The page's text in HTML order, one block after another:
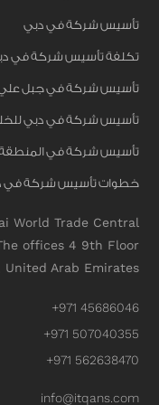
تأسيس شركة في دبي
تكلفة تأسيس شركة في
تأسيس شركة في جبل
تأسيس شركة في دبي
تأسيس شركة في المنطقة
خطوات تأسيس شركة في
World Trade Central
offices 4 9th Floor
United Arab Emirates
+971 45686046
+971 507040355
+971 562638470
info@itqans.com